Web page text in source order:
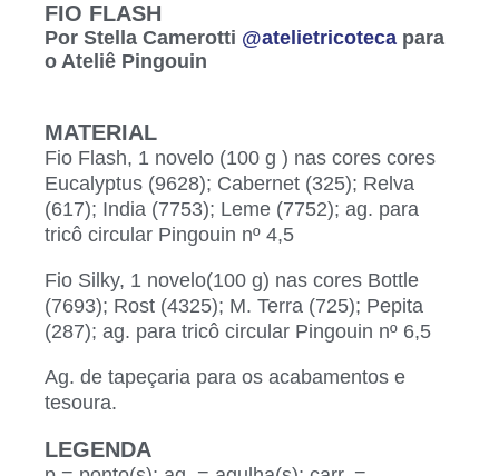
FIO FLASH
Por Stella Camerotti @atelietricoteca para
o Ateliê Pingouin
MATERIAL
Fio Flash, 1 novelo (100 g ) nas cores cores
Eucalyptus (9628); Cabernet (325); Relva
(617); India (7753); Leme (7752); ag. para
tricô circular Pingouin nº 4,5
Fio Silky, 1 novelo(100 g) nas cores Bottle
(7693); Rost (4325); M. Terra (725); Pepita
(287); ag. para tricô circular Pingouin nº 6,5
Ag. de tapeçaria para os acabamentos e
tesoura.
LEGENDA